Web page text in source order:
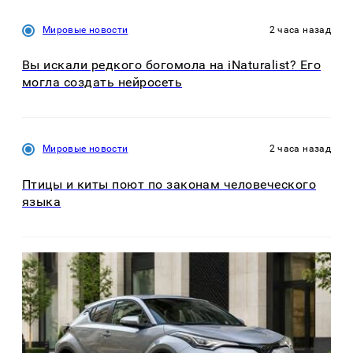
Мировые новости 2 часа назад
Вы искали редкого богомола на iNaturalist? Его
могла создать нейросеть
Мировые новости 2 часа назад
Птицы и киты поют по законам человеческого
языка